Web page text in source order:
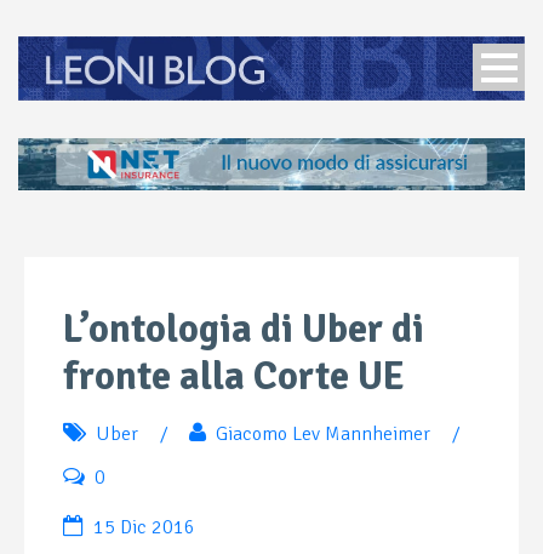
L’ontologia di Uber di
fronte alla Corte UE
Uber / Giacomo Lev Mannheimer
/
0
15 Dic 2016